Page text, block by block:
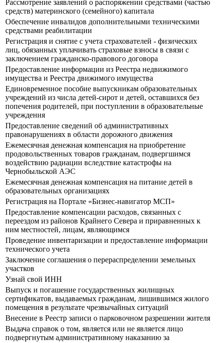
Рассмотрение заявлений о распоряжении средствами (частью
средств) материнского (семейного) капитала
Обеспечение инвалидов дополнительными техническими
средствами реабилитации
Регистрация и снятие с учета страхователей - физических
лиц, обязанных уплачивать страховые взносы в связи с
заключением гражданско-правового договора
Предоставление информации из Реестра недвижимого
имущества и Реестра движимого имущества
Единовременное пособие выпускникам образовательных
учреждений из числа детей-сирот и детей, оставшихся без
попечения родителей, при поступлении в образовательные
учреждения
Предоставление сведений об административных
правонарушениях в области дорожного движения
Ежемесячная денежная компенсация на приобретение
продовольственных товаров гражданам, подвергшимся
воздействию радиации вследствие катастрофы на
Чернобыльской АЭС
Ежемесячная денежная компенсация на питание детей в
образовательных организациях
Регистрация на Портале «Бизнес-навигатор МСП»
Предоставление компенсации расходов, связанных с
переездом из районов Крайнего Севера и приравненных к
ним местностей, лицам, являющимся
Проведение инвентаризации и предоставление информации
технического учета
Заключение соглашения о перераспределении земельных
участков
Узнай свой ИНН
Выпуск и погашение государственных жилищных
сертификатов, выдаваемых гражданам, лишившимся жилого
помещения в результате чрезвычайных ситуаций
Внесение в Реестр записи о парковочном разрешении жителя
Выдача справок о том, является или не является лицо
подвергнутым административному наказанию за